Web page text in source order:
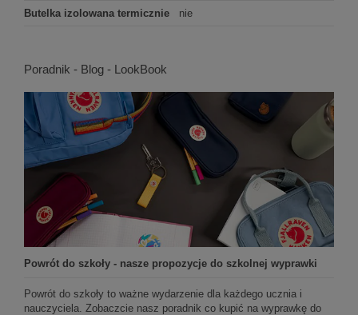
Butelka izolowana termicznie nie
Poradnik - Blog - LookBook
Powrót do szkoły - nasze propozycje do szkolnej wyprawki
Powrót do szkoły to ważne wydarzenie dla każdego ucznia i
nauczyciela. Zobaczcie nasz poradnik co kupić na wyprawkę do